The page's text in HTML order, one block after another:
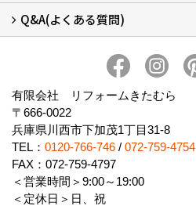
スタッフ紹介
Q&A(よくある質問)
有限会社 リフォームきたむら
〒666-0022
兵庫県川西市下加茂1丁目31-8
TEL： 0120-766-746 / 072-759-4754
FAX：072-759-4797
＜営業時間＞9:00～19:00
＜定休日＞日、祝